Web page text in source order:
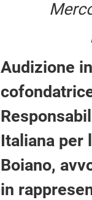
Audizione
Italiana per
Boiano,
in